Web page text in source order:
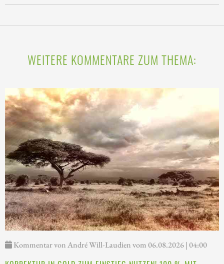
WEITERE KOMMENTARE ZUM THEMA:
Kommentar von André Will-Laudien vom 06.08.2026 | 04:00